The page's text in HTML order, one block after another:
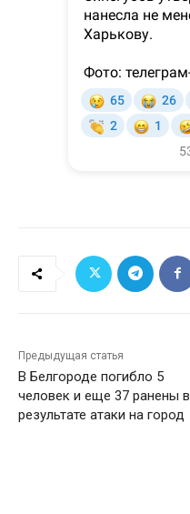
Предыдущая статья
В Белгороде погибло 5
человек и еще 37 ранены в
результате атаки на город